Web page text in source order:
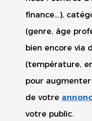
finance…),
(genre, âge
bien encore via
(température,
pour
de votre
votre public.